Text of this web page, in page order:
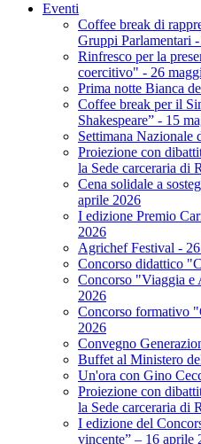
Eventi
Coffee break di
Gruppi Parlamentari
Rinfresco per la
coercitivo" - 26
Prima notte Bianca
Coffee break per il
Shakespeare” - 15
Settimana Nazionale
Proiezione con
la Sede carceraria di
Cena solidale a
aprile 2026
I edizione Premio
2026
Agrichef Festival -
Concorso didattico
Concorso "Viaggia e
2026
Concorso formativo
2026
Convegno
Buffet al Ministero
Un'ora con Gino
Proiezione con
la Sede carceraria di
I edizione del
vincente” – 16 aprile